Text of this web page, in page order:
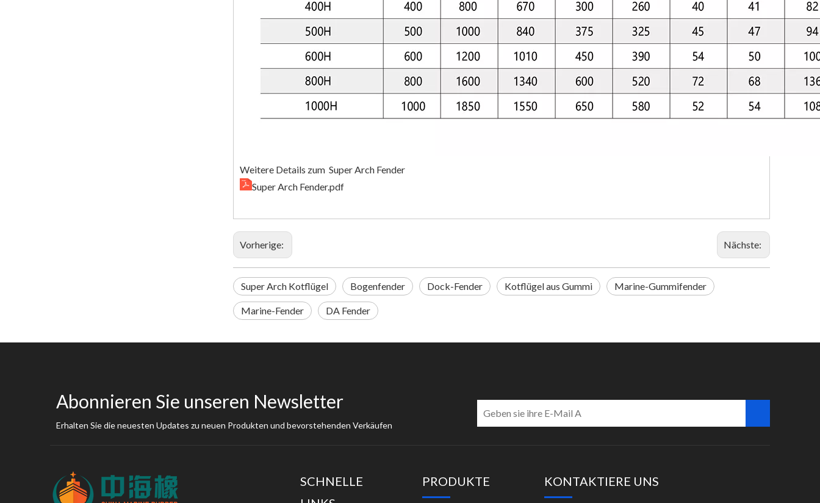
Weitere Details zum Super Arch Fender
Super Arch Fender.pdf
Vorherige: Nächste:
Super Arch Kotflügel Bogenfender Dock-Fender Kotflügel aus Gummi Marine-Gummifender
Marine-Fender DA Fender
Abonnieren Sie unseren Newsletter
Erhalten Sie die neuesten Updates zu neuen Produkten und bevorstehenden Verkäufen
SCHNELLE
PRODUKTE KONTAKTIERE UNS